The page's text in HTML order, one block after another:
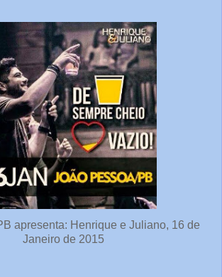
apresenta: Henrique e Juliano, 16 de
Janeiro de 2015